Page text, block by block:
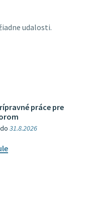
udalosti.
práce pre
do31.8.2026